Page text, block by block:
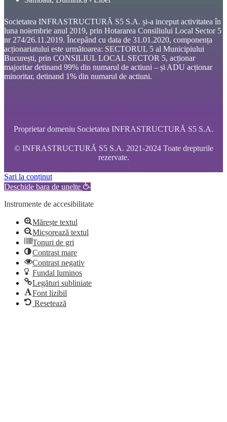
Societatea INFRASTRUCTURĂ S5 S.A. și-a inceput activitatea în
luna noiembrie anul 2019, prin Hotararea Consiliului Local Sector 5
nr 274/26.11.2019. Începând cu data de 31.01.2020, componența
acționariatului este următoarea: SECTORUL 5 al Municipiului
București, prin CONSILIUL LOCAL SECTOR 5, acționar
majoritar detinand 99% din numarul de actiuni – și ADU acționar
minoritar, detinand 1% din numarul de actiuni.
Proprietar domeniu Societatea INFRASTRUCTURĂ S5 S.A.
© INFRASTRUCTURĂ S5 S.A. 2021-2024 Toate drepturile
rezervate.
Sari la conținut
Deschide bara de unelte
Instrumente de accesibilitate
Mărește textul
Micșorează textul
Tonuri de gri
Contrast mare
Contrast negativ
Fundal luminos
Legături subliniate
Font lizibil
Resetează